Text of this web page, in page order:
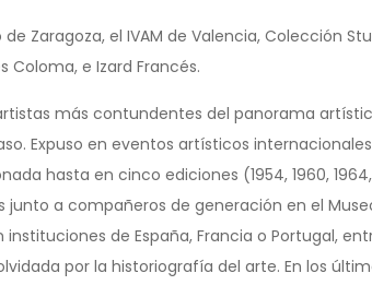
Zaragoza, el IVAM de Valencia, Colección
Coloma, e Izard Francés.
más contundentes del panorama
Expuso en eventos artísticos
hasta en cinco ediciones (1954, 1960,
junto a compañeros de generación en el
de España, Francia o Portugal,
por la historiografía del arte. En los